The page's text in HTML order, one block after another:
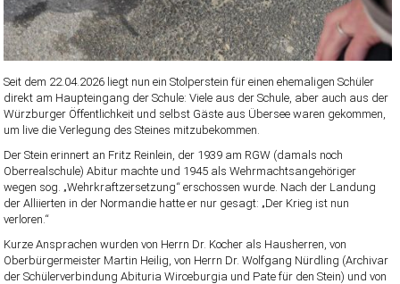
Seit dem 22.04.2026 liegt nun ein Stolperstein für einen ehemaligen Schüler
direkt am Haupteingang der Schule: Viele aus der Schule, aber auch aus der
Würzburger Öffentlichkeit und selbst Gäste aus Übersee waren gekommen,
um live die Verlegung des Steines mitzubekommen.
Der Stein erinnert an Fritz Reinlein, der 1939 am RGW (damals noch
Oberrealschule) Abitur machte und 1945 als Wehrmachtsangehöriger
wegen sog. „Wehrkraftzersetzung“ erschossen wurde. Nach der Landung
der Alliierten in der Normandie hatte er nur gesagt: „Der Krieg ist nun
verloren.“
Kurze Ansprachen wurden von Herrn Dr. Kocher als Hausherren, von
Oberbürgermeister Martin Heilig, von Herrn Dr. Wolfgang Nürdling (Archivar
der Schülerverbindung Abituria Wirceburgia und Pate für den Stein) und von